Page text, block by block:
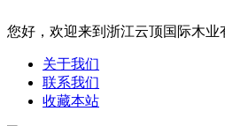
您好，欢迎来到浙江云顶国际木业
关于我们
联系我们
收藏本站